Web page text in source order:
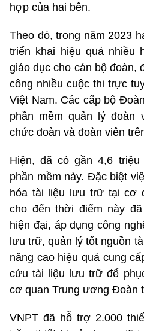
hợp của hai bên.
Theo đó, trong năm 2023
triển khai hiệu quả nhiều
giáo dục cho cán bộ đoàn,
công nhiều cuộc thi trực
Việt Nam. Các cấp bộ
phần mềm quản lý đoàn
chức đoàn và đoàn viên
Hiện, đã có gần 4,6
phần mềm này. Đặc biệt
hóa tài liệu lưu trữ tại cơ
cho đến thời điểm này
hiện đại, áp dụng công
lưu trữ, quản lý tốt nguồn
nâng cao hiệu quả cung
cứu tài liệu lưu trữ để
cơ quan Trung ương Đoàn
VNPT đã hỗ trợ 2.000